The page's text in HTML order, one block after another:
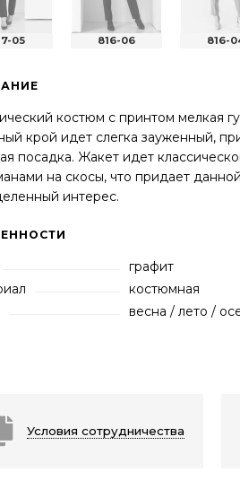
05 816-06 816-
костюм с принтом мелкая
крой идет слегка зауженный,
посадка. Жакет идет
на скосы, что придает
интерес.
графит
костюмная
весна / лето /
Условия сотрудничества